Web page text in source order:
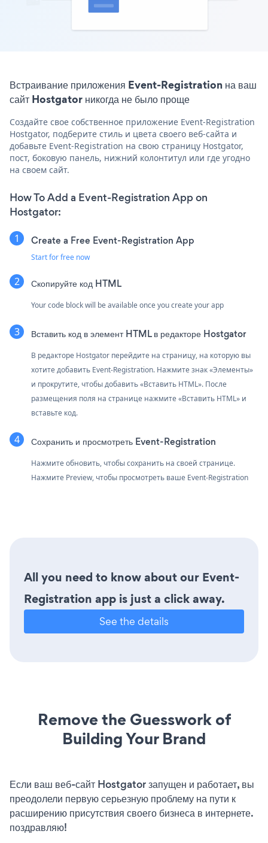
Встраивание приложения Event-Registration на ваш
сайт Hostgator никогда не было проще
Создайте свое собственное приложение Event-Registration
Hostgator, подберите стиль и цвета своего веб-сайта и
добавьте Event-Registration на свою страницу Hostgator,
пост, боковую панель, нижний колонтитул или где угодно
на своем сайт.
How To Add a Event-Registration App on
Hostgator:
Create a Free Event-Registration App
Start for free now
Скопируйте код HTML
Your code block will be available once you create your app
Вставить код в элемент HTML в редакторе Hostgator
В редакторе Hostgator перейдите на страницу, на которую вы
хотите добавить Event-Registration. Нажмите знак «Элементы»
и прокрутите, чтобы добавить «Вставить HTML». После
размещения поля на странице нажмите «Вставить HTML» и
вставьте код.
Сохранить и просмотреть Event-Registration
Нажмите обновить, чтобы сохранить на своей странице.
Нажмите Preview, чтобы просмотреть ваше Event-Registration
All you need to know about our Event-
Registration app is just a click away.
See the details
Remove the Guesswork of
Building Your Brand
Если ваш веб-сайт Hostgator запущен и работает, вы
преодолели первую серьезную проблему на пути к
расширению присутствия своего бизнеса в интернете.
поздравляю!